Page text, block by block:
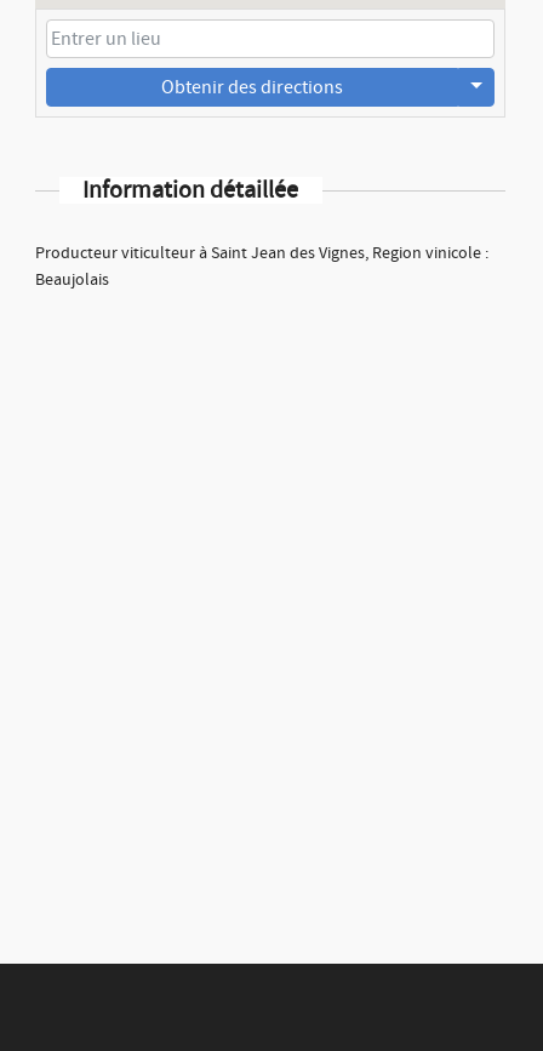
Obtenir des directions
Information détaillée
Producteur viticulteur à Saint Jean des Vignes, Region vinicole :
Beaujolais